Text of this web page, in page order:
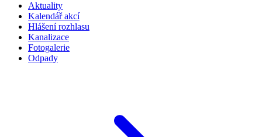
Aktuality
Kalendář akcí
Hlášení rozhlasu
Kanalizace
Fotogalerie
Odpady